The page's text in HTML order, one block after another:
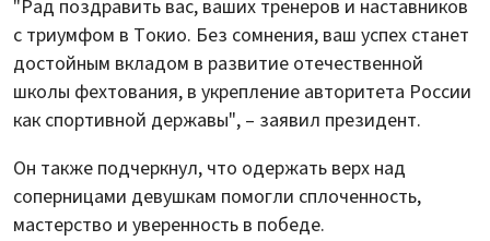
"Рад поздравить вас, ваших тренеров и наставников
с триумфом в Токио. Без сомнения, ваш успех станет
достойным вкладом в развитие отечественной
школы фехтования, в укрепление авторитета России
как спортивной державы", – заявил президент.
Он также подчеркнул, что одержать верх над
соперницами девушкам помогли сплоченность,
мастерство и уверенность в победе.